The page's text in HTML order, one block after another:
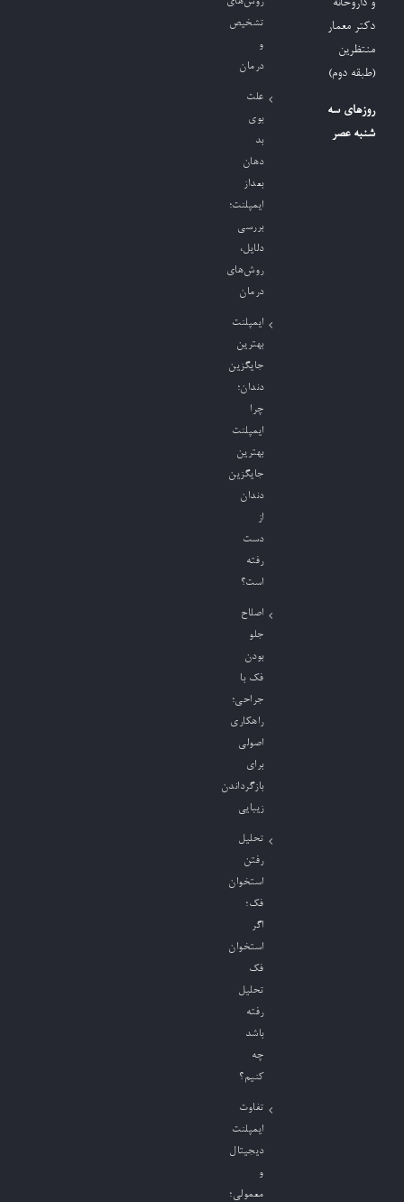
و داروخانه
دکتر معمار
منتظرین
(طبقه دوم)
روزهای سه
شنبه عصر
تشخیص
و
درمان
علت
بوی
بد
دهان
بعداز
ایمپلنت؛
بررسی
دلایل،
روش‌های
درمان
ایمپلنت
بهترین
جایگزین
دندان؛
چرا
ایمپلنت
بهترین
جایگزین
دندان
از
دست
رفته
است؟
اصلاح
جلو
بودن
فک با
جراحی؛
راهکاری
اصولی
برای
بازگرداندن
زیبایی
تحلیل
رفتن
استخوان
فک؛
اگر
استخوان
فک
تحلیل
رفته
باشد
چه
کنیم؟
تفاوت
ایمپلنت
دیجیتال
و
معمولی؛